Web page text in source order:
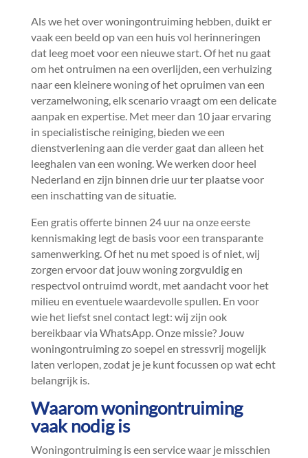
Als we het over woningontruiming hebben, duikt er
vaak een beeld op van een huis vol herinneringen
dat leeg moet voor een nieuwe start.​ Of het nu gaat
om het ontruimen na een overlijden, een verhuizing
naar een kleinere woning of het opruimen van een
verzamelwoning, elk scenario vraagt om een delicate
aanpak en expertise.​ Met meer dan 10 jaar ervaring
in specialistische reiniging, bieden we een
dienstverlening aan die verder gaat dan alleen het
leeghalen van een woning.​ We werken door heel
Nederland en zijn binnen drie uur ter plaatse voor
een inschatting van de situatie.​
Een gratis offerte binnen 24 uur na onze eerste
kennismaking legt de basis voor een transparante
samenwerking.​ Of het nu met spoed is of niet, wij
zorgen ervoor dat jouw woning zorgvuldig en
respectvol ontruimd wordt, met aandacht voor het
milieu en eventuele waardevolle spullen.​ En voor
wie het liefst snel contact legt: wij zijn ook
bereikbaar via WhatsApp.​ Onze missie? Jouw
woningontruiming zo soepel en stressvrij mogelijk
laten verlopen, zodat je je kunt focussen op wat echt
belangrijk is.​
Waarom woningontruiming
vaak nodig is
Woningontruiming is een service waar je misschien